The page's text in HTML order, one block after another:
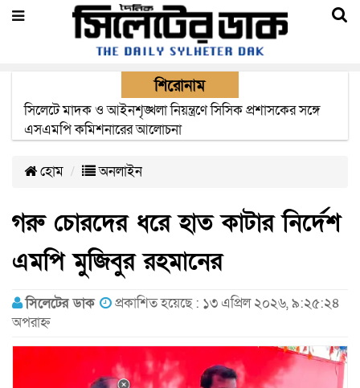
শিরোনাম
সিম কোম্পানীগুলোর মেয়াদের বাহানা বন্ধের দাবীতে মশাল
মিছিল
হোম অনলাইন
গরু চোরদের ধরে হাত কাটার নির্দেশ
এমপি মুজিবুর রহমানের
সিলেটের ডাক
প্রকাশিত হয়েছে : ১৩ এপ্রিল ২০২৬, ৯:২৫:২৪
অপরাহ্ন